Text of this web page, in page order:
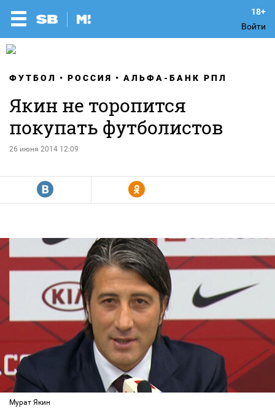
Войти
ФУТБОЛ РОССИЯ АЛЬФА-БАНК РПЛ
Якин не торопится
покупать футболистов
26 июня 2014 12:09
R Y
Мурат Якин